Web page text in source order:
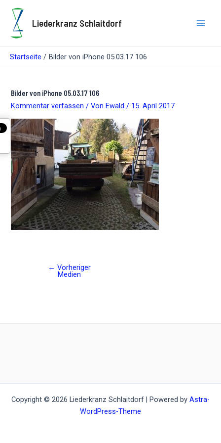
Inhalt
springen
Liederkranz Schlaitdorf
Startseite Bilder von iPhone 05.03.17 106
Bilder von iPhone 05.03.17 106
Kommentar verfassen / VonEwald/ 15. April 2017
← Vorheriger
Medien
Copyright © 2026 Liederkranz Schlaitdorf | Powered by Astra-
WordPress-Theme